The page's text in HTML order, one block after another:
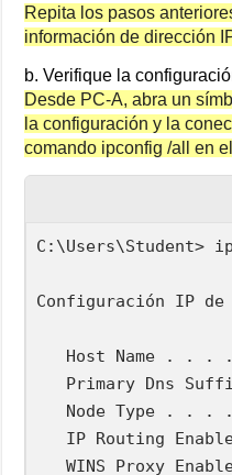
Repita los pasos
información de dirección
b. Verifique la
Desde PC-A, abra un
la configuración y la
comando ipconfig /all en
C:\Users\Student>
Configuración IP de
Host Name . . .
Primary Dns
Node Type . . .
IP Routing
WINS Proxy